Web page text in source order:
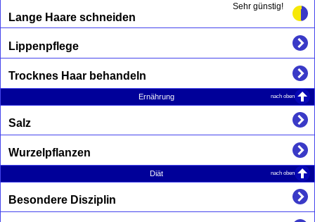
Sehr günstig!
Lange Haare schneiden
Lippenpflege
Trocknes Haar behandeln
Ernährung nach oben
Salz
Wurzelpflanzen
Diät nach oben
Besondere Disziplin